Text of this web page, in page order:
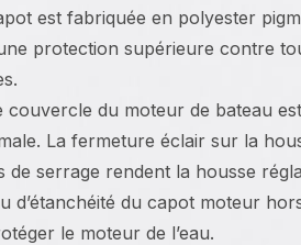
est fabriquée en polyester
protection supérieure contre
couvercle du moteur de bateau
La fermeture éclair sur la
de serrage rendent la housse
d’étanchéité du capot moteur
le moteur de l’eau.